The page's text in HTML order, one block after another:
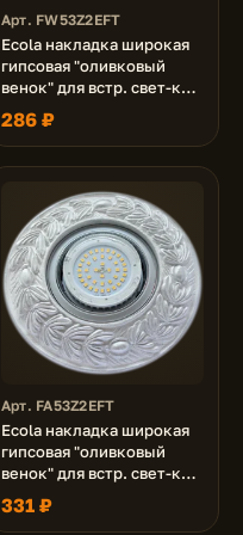
Арт. FW53Z2EFT
Ecola накладка широкая
гипсовая "оливковый
венок" для встр. свет-ка
GX53 H4 белая 23х195
286 ₽
Арт. FA53Z2EFT
Ecola накладка широкая
гипсовая "оливковый
венок" для встр. свет-ка
GX53 H4 серебро на
белом 23х195
331 ₽